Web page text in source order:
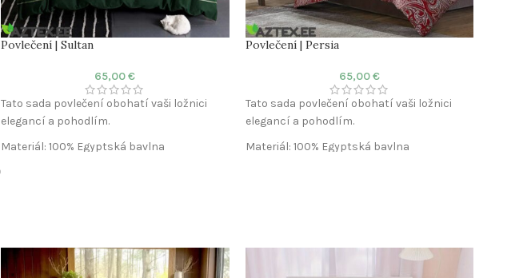
Povlečení | Sultan
65,00€
Tato sada povlečení obohatí vaši ložnici
elegancí a pohodlím.
Materiál: 100% Egyptská bavlna
Komfort: Prodyšná a měkká textura
Povlečení | Persia
65,00€
Tato sada povlečení obohatí vaši ložnici
elegancí a pohodlím.
Materiál: 100% Egyptská bavlna
Komfort: Prodyšná a měkká textura